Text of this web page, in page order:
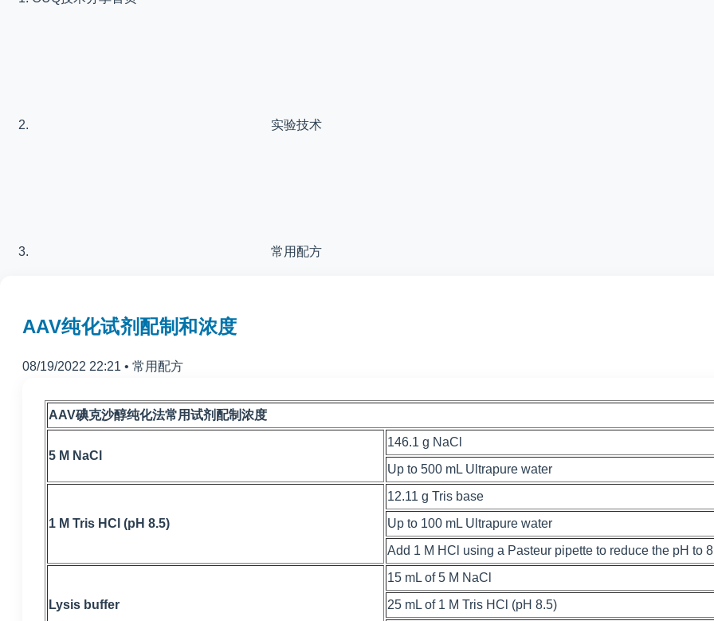
实验技术
常用配方
AAV纯化试剂配制和浓度
08/19/2022 22:21 • 常用配方
AAV碘克沙醇纯化法常用试剂配制浓度
5 M NaCl
146.1 g NaCl
Up to 500 mL Ultrapure water
1 M Tris HCl (pH 8.5)
12.11 g Tris base
Up to 100 mL Ultrapure water
Add 1 M HCl using a Pasteur pipette to reduce the pH to
Lysis buffer
15 mL of 5 M NaCl
25 mL of 1 M Tris HCl (pH 8.5)